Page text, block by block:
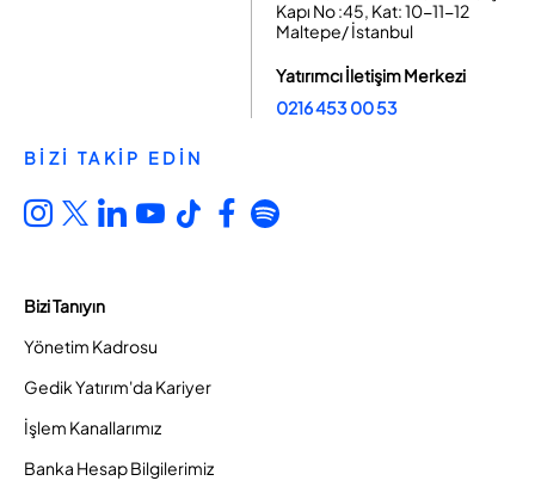
Kapı No :45, Kat: 10-11-12
Maltepe/ İstanbul
Yatırımcı İletişim Merkezi
0216 453 00 53
BİZİ TAKİP EDİN
Bizi Tanıyın
Yönetim Kadrosu
Gedik Yatırım'da Kariyer
İşlem Kanallarımız
Banka Hesap Bilgilerimiz